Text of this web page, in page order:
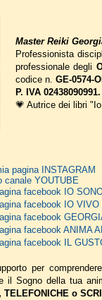
Master Reiki
Professionista
professionale degli
codice n. GE-0574-
P. IVA 02438090991.
💗 Autrice dei libri
pagina INSTAGRAM
canale YOUTUBE
facebook IO
facebook IO VIVO
facebook
facebook ANIMA
facebook IL
per
il Sogno della tua
o